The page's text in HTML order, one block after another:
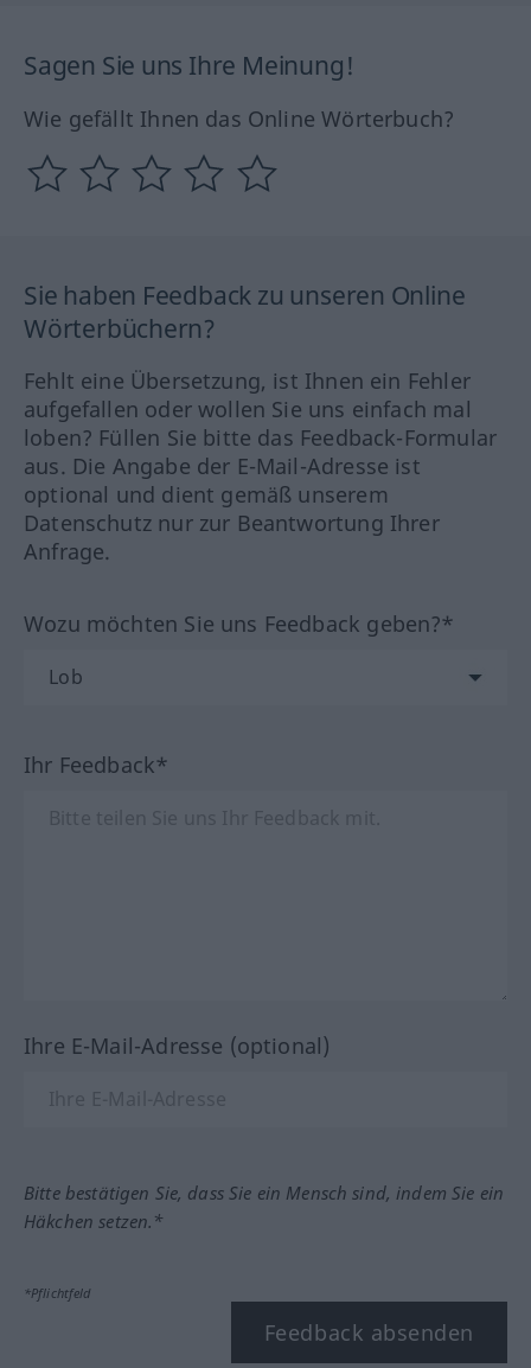
Sagen Sie uns Ihre Meinung!
Wie gefällt Ihnen das Online Wörterbuch?
Sie haben Feedback zu unseren Online
Wörterbüchern?
Fehlt eine Übersetzung, ist Ihnen ein Fehler
aufgefallen oder wollen Sie uns einfach mal
loben? Füllen Sie bitte das Feedback-Formular
aus. Die Angabe der E-Mail-Adresse ist
optional und dient gemäß unserem
Datenschutz nur zur Beantwortung Ihrer
Anfrage.
Wozu möchten Sie uns Feedback geben?*
Ihr Feedback*
Ihre E-Mail-Adresse (optional)
Bitte bestätigen Sie, dass Sie ein Mensch sind, indem Sie ein
Häkchen setzen.*
*Pflichtfeld
Feedback absenden